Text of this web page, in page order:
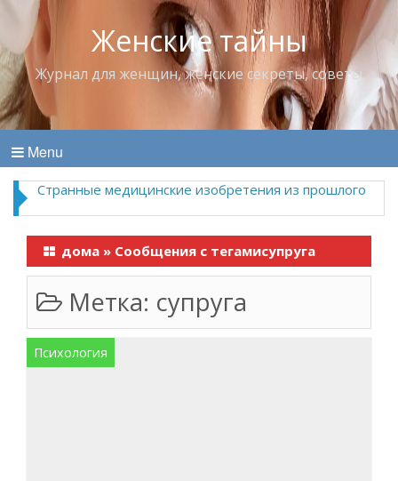
Женские тайны
Журнал для женщин, женские секреты, советы
Menu
Странные медицинские изобретения из прошлого
дома » Сообщения с тегамисупруга
Метка: супруга
Психология